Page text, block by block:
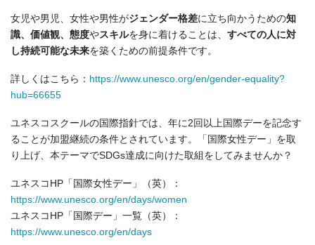
女児や男児、女性や男性がジェンダー格差に立ち向かうための知
識、価値観、態度やスキルを身に着けることは、 すべての人に対
し持続可能な未来を築くための前提条件です。
詳しくはこちら： https://www.unesco.org/en/gender-equality?
hub=66655
ユネスコスクールの国際指針では、年に2回以上国際デーを記念す
ることが加盟継続の条件とされています。「国際女性デー」を取
り上げ、本テーマでSDGs達成に向けた取組をしてみませんか？
ユネスコHP「国際女性デー」（英）：
https://www.unesco.org/en/days/women
ユネスコHP「国際デー」一覧（英）：
https://www.unesco.org/en/days